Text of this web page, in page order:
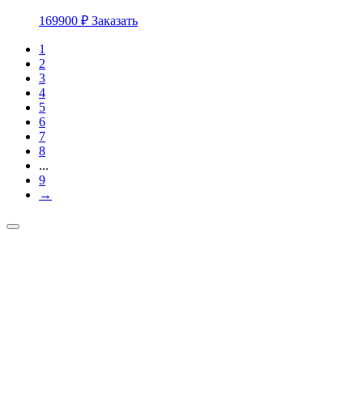
169900 ₽ Заказать
1
2
3
4
5
6
7
8
...
9
→